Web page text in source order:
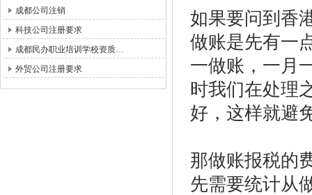
成都公司注销
科技公司注册要求
成都民办职业培训学校资质…
外贸公司注册要求
如果要问到香
做账是先有一
一做账，一月
时我们在处理
好，这样就避
那做账报税的
先需要统计从